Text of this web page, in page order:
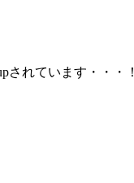
れています・・・！